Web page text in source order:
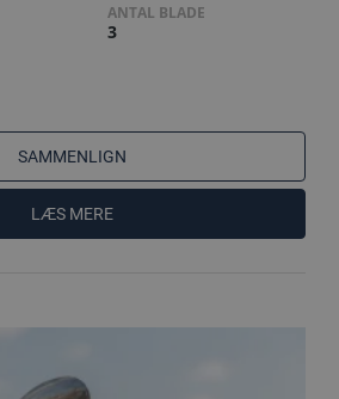
ANTAL BLADE
3
SAMMENLIGN
LÆS MERE